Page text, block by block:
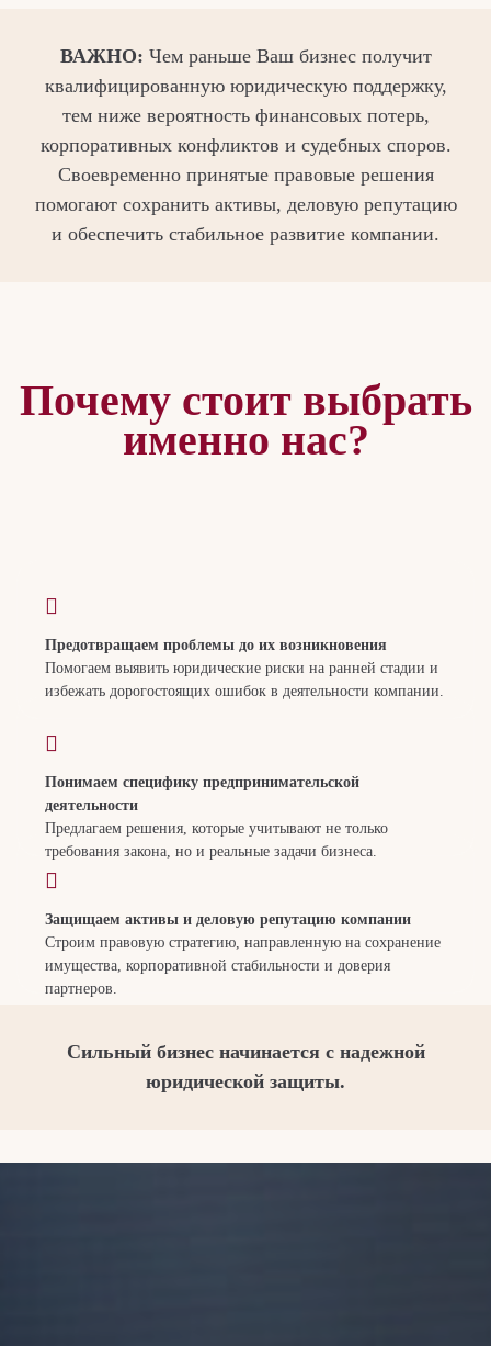
ВАЖНО: Чем раньше Ваш бизнес получит
квалифицированную юридическую поддержку,
тем ниже вероятность финансовых потерь,
корпоративных конфликтов и судебных споров.
Своевременно принятые правовые решения
помогают сохранить активы, деловую репутацию
и обеспечить стабильное развитие компании.
Почему стоит выбрать
именно нас?
Предотвращаем проблемы до их возникновения
Помогаем выявить юридические риски на ранней стадии и
избежать дорогостоящих ошибок в деятельности компании.
Понимаем специфику предпринимательской
деятельности
Предлагаем решения, которые учитывают не только
требования закона, но и реальные задачи бизнеса.
Защищаем активы и деловую репутацию компании
Строим правовую стратегию, направленную на сохранение
имущества, корпоративной стабильности и доверия
партнеров.
Сильный бизнес начинается с надежной
юридической защиты.